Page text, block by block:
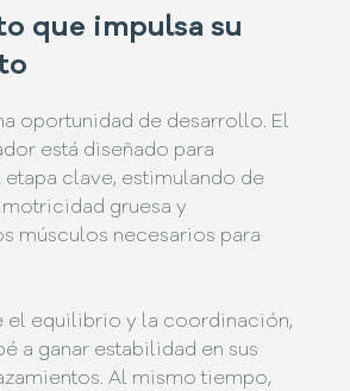
que impulsa su
oportunidad de desarrollo. El
está diseñado para
etapa clave, estimulando de
gruesa y
músculos necesarios para
el equilibrio y la coordinación,
a ganar estabilidad en sus
Al mismo tiempo,